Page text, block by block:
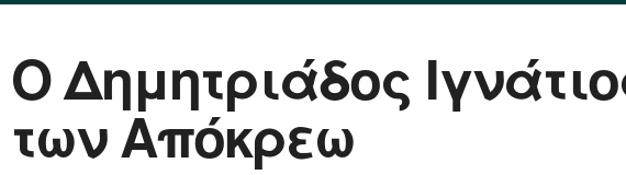
Ο Δημητριάδος
των Απόκρεω